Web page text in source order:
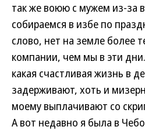
так же воюю с мужем из-за
собираемся в избе по
слово, нет на земле более
компании, чем мы в эти
какая счастливая жизнь в
задерживают, хоть и
моему выплачивают со
А вот недавно я была в